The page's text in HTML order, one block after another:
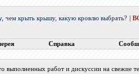
чем крыть крышу, какую кровлю выбрать?
Справка
выполненных работ и дискуссии на свежие